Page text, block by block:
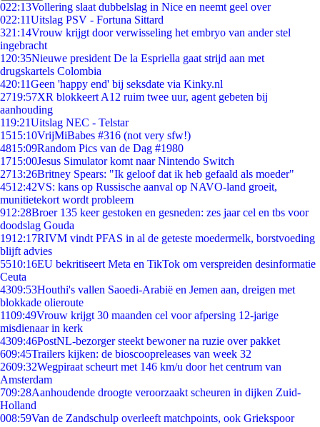
022:13Vollering slaat dubbelslag in Nice en neemt geel over
022:11Uitslag PSV - Fortuna Sittard
321:14Vrouw krijgt door verwisseling het embryo van ander stel
ingebracht
1 20:35Nieuwe president De la Espriella gaat strijd aan met
drugskartels Colombia
420:11Geen 'happy end' bij seksdate via Kinky.nl
2719:57XR blokkeert A12 ruim twee uur, agent gebeten bij
aanhouding
119:21Uitslag NEC - Telstar
1515:10VrijMiBabes #316 (not very sfw!)
4815:09Random Pics van de Dag #1980
1715:00Jesus Simulator komt naar Nintendo Switch
2713:26Britney Spears: "Ik geloof dat ik heb gefaald als moeder"
4512:42VS: kans op Russische aanval op NAVO-land groeit,
munitietekort wordt probleem
912:28Broer 135 keer gestoken en gesneden: zes jaar cel en tbs voor
doodslag Gouda
1912:17RIVM vindt PFAS in al de geteste moedermelk, borstvoeding
blijft advies
5510:16EU bekritiseert Meta en TikTok om verspreiden desinformatie
Ceuta
4309:53Houthi's vallen Saoedi-Arabië en Jemen aan, dreigen met
blokkade olieroute
1109:49Vrouw krijgt 30 maanden cel voor afpersing 12-jarige
misdienaar in kerk
4309:46PostNL-bezorger steekt bewoner na ruzie over pakket
609:45Trailers kijken: de bioscoopreleases van week 32
2609:32Wegpiraat scheurt met 146 km/u door het centrum van
Amsterdam
709:28Aanhoudende droogte veroorzaakt scheuren in dijken Zuid-
Holland
008:59Van de Zandschulp overleeft matchpoints, ook Griekspoor